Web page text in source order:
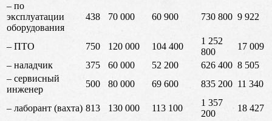
– по
эксплуатации
оборудования
438 70 000 60 900 730 800 9 922
– ПТО 750 120 000 104 400
1 252
800
17 009
– наладчик
375 60 000 52 200 626 400 8 505
– сервисный
инженер
500 80 000 69 600 835 200 11 340
– лаборант (вахта) 813 130 000 113 100
1 357
200
18 427